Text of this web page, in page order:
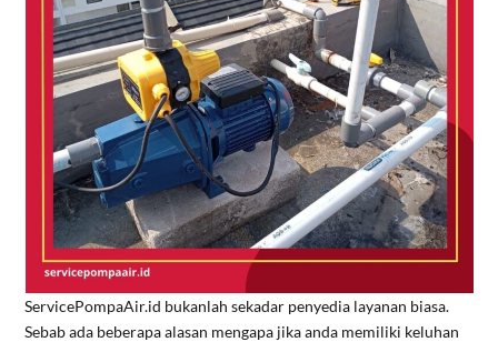
ServicePompaAir.id bukanlah sekadar penyedia layanan biasa.
Sebab ada beberapa alasan mengapa jika anda memiliki keluhan